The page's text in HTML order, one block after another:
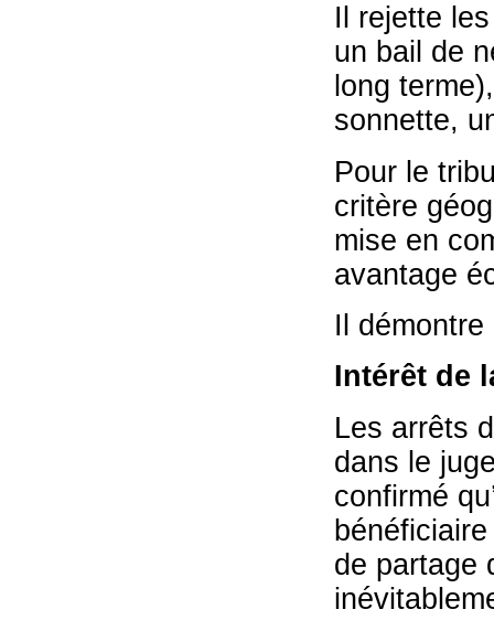
Il rejette
un bail de
long
sonnette,
Pour le
critère
mise en
avantage
Il démontre
Intérêt de
Les arrêts
dans le
confirmé
de partage